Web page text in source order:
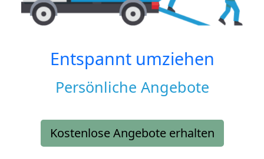
Entspannt umziehen
Persönliche Angebote
Kostenlose Angebote erhalten